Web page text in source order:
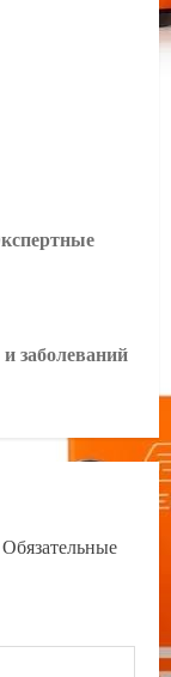
заболеваний
Обязательные